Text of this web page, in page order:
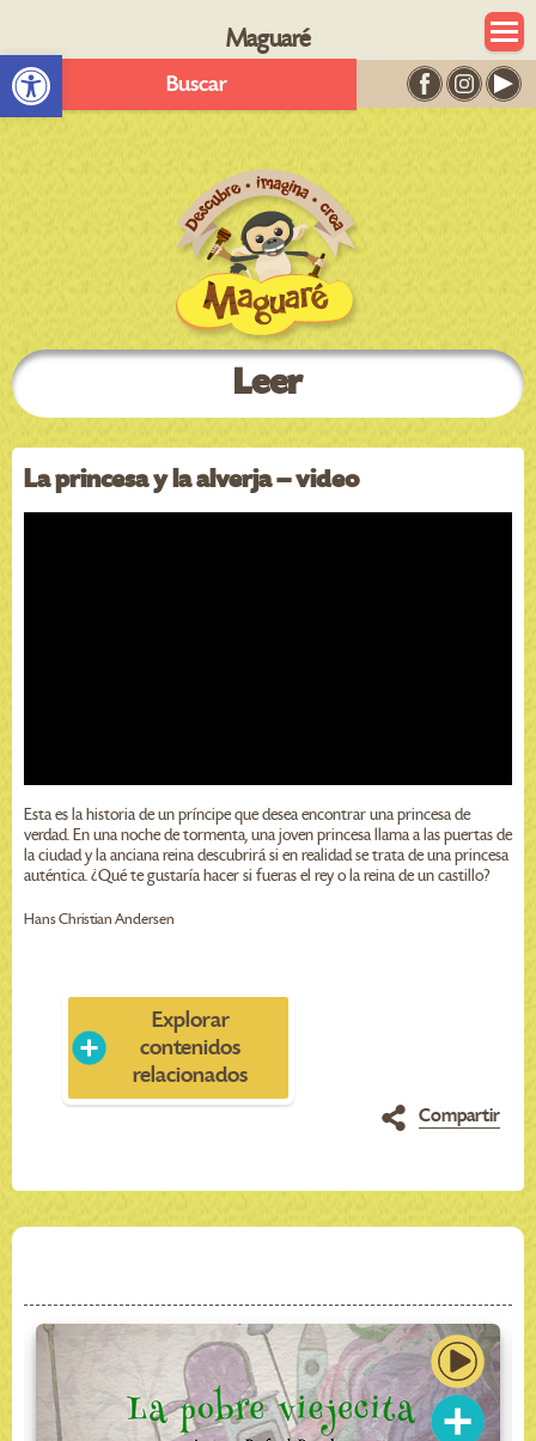
Abrir barra de herramientas
Maguaré
Buscar
Leer
La princesa y la alverja – video
Esta es la historia de un príncipe que desea encontrar una princesa de
verdad. En una noche de tormenta, una joven princesa llama a las puertas de
la ciudad y la anciana reina descubrirá si en realidad se trata de una princesa
auténtica. ¿Qué te gustaría hacer si fueras el rey o la reina de un castillo?
Hans Christian Andersen
Explorar
contenidos
relacionados
Compartir